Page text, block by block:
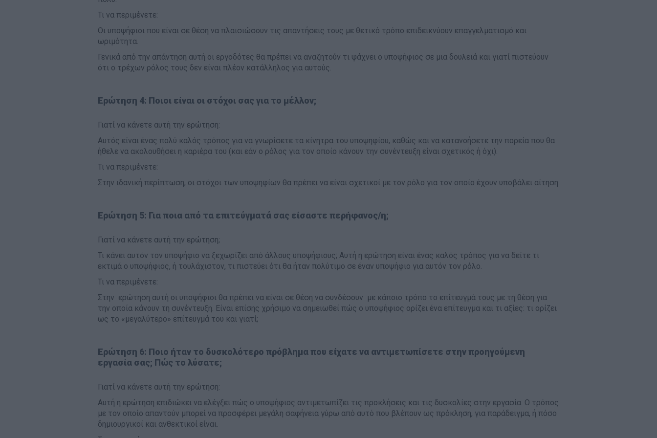
Τι να περιμένετε:
Οι υποψήφιοι που είναι σε θέση να πλαισιώσουν τις απαντήσεις τους με θετικό τρόπο επιδεικνύουν επαγγελματισμό και
ωριμότητα.
Γενικά από την απάντηση αυτή οι εργοδότες θα πρέπει να αναζητούν τι ψάχνει ο υποψήφιος σε μια δουλειά και γιατί πιστεύουν
ότι ο τρέχων ρόλος τους δεν είναι πλέον κατάλληλος για αυτούς.
Ερώτηση 4: Ποιοι είναι οι στόχοι σας για το μέλλον;
Γιατί να κάνετε αυτή την ερώτηση:
Αυτός είναι ένας πολύ καλός τρόπος για να γνωρίσετε τα κίνητρα του υποψηφίου, καθώς και να κατανοήσετε την πορεία που θα
ήθελε να ακολουθήσει η καριέρα του (και εάν ο ρόλος για τον οποίο κάνουν την συνέντευξη είναι σχετικός ή όχι).
Τι να περιμένετε:
Στην ιδανική περίπτωση, οι στόχοι των υποψηφίων θα πρέπει να είναι σχετικοί με τον ρόλο για τον οποίο έχουν υποβάλει αίτηση.
Ερώτηση 5: Για ποια από τα επιτεύγματά σας είσαστε περήφανος/η;
Γιατί να κάνετε αυτή την ερώτηση;
Τι κάνει αυτόν τον υποψήφιο να ξεχωρίζει από άλλους υποψήφιους; Αυτή η ερώτηση είναι ένας καλός τρόπος για να δείτε τι
εκτιμά ο υποψήφιος, ή τουλάχιστον, τι πιστεύει ότι θα ήταν πολύτιμο σε έναν υποψήφιο για αυτόν τον ρόλο.
Τι να περιμένετε:
Στην ερώτηση αυτή οι υποψήφιοι θα πρέπει να είναι σε θέση να συνδέσουν με κάποιο τρόπο το επίτευγμά τους με τη θέση για
την οποία κάνουν τη συνέντευξη. Είναι επίσης χρήσιμο να σημειωθεί πώς ο υποψήφιος ορίζει ένα επίτευγμα και τι αξίες: τι ορίζει
ως το «μεγαλύτερο» επίτευγμά του και γιατί;
Ερώτηση 6: Ποιο ήταν το δυσκολότερο πρόβλημα που είχατε να αντιμετωπίσετε στην προηγούμενη
εργασία σας; Πώς το λύσατε;
Γιατί να κάνετε αυτή την ερώτηση:
Αυτή η ερώτηση επιδιώκει να ελέγξει πώς ο υποψήφιος αντιμετωπίζει τις προκλήσεις και τις δυσκολίες στην εργασία. Ο τρόπος
με τον οποίο απαντούν μπορεί να προσφέρει μεγάλη σαφήνεια γύρω από αυτό που βλέπουν ως πρόκληση, για παράδειγμα, ή πόσο
δημιουργικοί και ανθεκτικοί είναι.